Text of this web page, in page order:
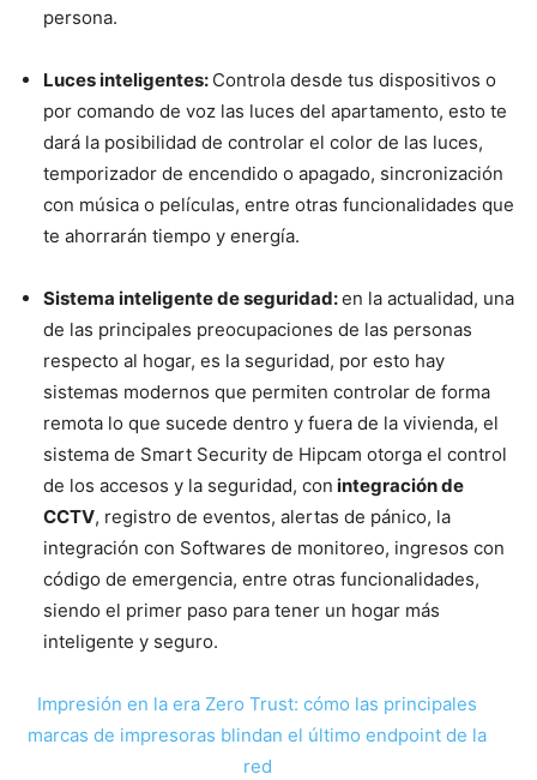
persona.
Luces inteligentes: Controla desde tus dispositivos o
por comando de voz las luces del apartamento, esto te
dará la posibilidad de controlar el color de las luces,
temporizador de encendido o apagado, sincronización
con música o películas, entre otras funcionalidades que
te ahorrarán tiempo y energía.
Sistema inteligente de seguridad:en la actualidad, una
de las principales preocupaciones de las personas
respecto al hogar, es la seguridad, por esto hay
sistemas modernos que permiten controlar de forma
remota lo que sucede dentro y fuera de la vivienda, el
sistema de Smart Security de Hipcam otorga el control
de los accesos y la seguridad, con integración de
CCTV, registro de eventos, alertas de pánico, la
integración con Softwares de monitoreo, ingresos con
código de emergencia, entre otras funcionalidades,
siendo el primer paso para tener un hogar más
inteligente y seguro.
Impresión en la era Zero Trust: cómo las principales
marcas de impresoras blindan el último endpoint de la
red